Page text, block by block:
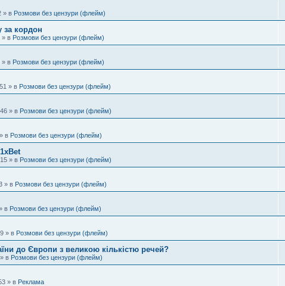
» в Розмови без цензури (флейм)
за кордон
» в Розмови без цензури (флейм)
» в Розмови без цензури (флейм)
» в Розмови без цензури (флейм)
» в Розмови без цензури (флейм)
» в Розмови без цензури (флейм)
» в Розмови без цензури (флейм)
» в Розмови без цензури (флейм)
в Розмови без цензури (флейм)
» в Розмови без цензури (флейм)
до Європи з великою кількістю речей?
» в Розмови без цензури (флейм)
» в Реклама